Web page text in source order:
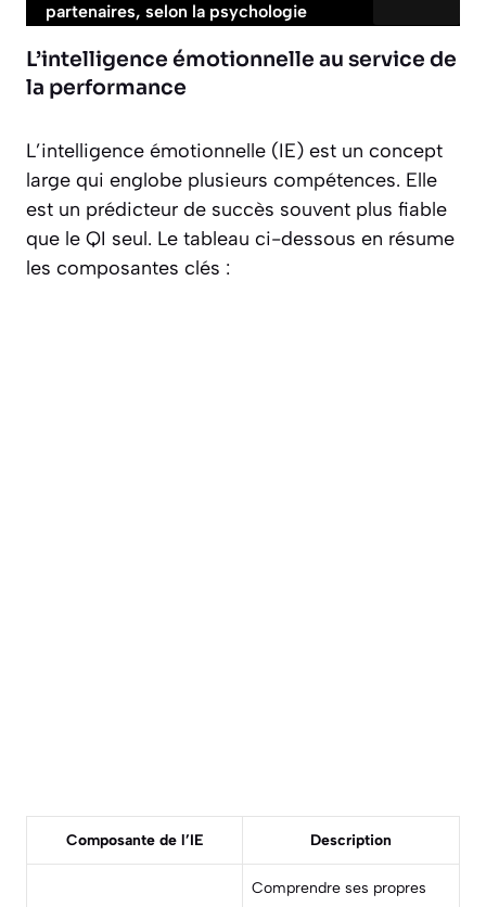
partenaires, selon la psychologie
L’intelligence émotionnelle au service de
la performance
L’intelligence émotionnelle (IE) est un concept
large qui englobe plusieurs compétences. Elle
est un prédicteur de succès souvent plus fiable
que le QI seul. Le tableau ci-dessous en résume
les composantes clés :
Composante de l’IE Description
Comprendre ses propres